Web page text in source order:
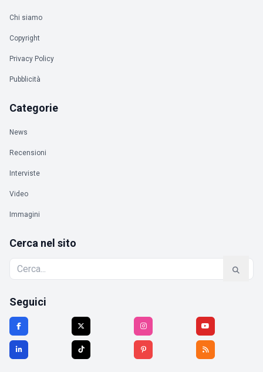
Chi siamo
Copyright
Privacy Policy
Pubblicità
Categorie
News
Recensioni
Interviste
Video
Immagini
Cerca nel sito
Seguici